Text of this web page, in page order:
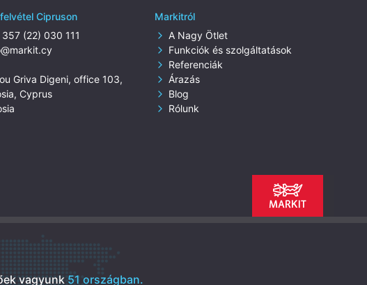
Cipruson
357 (22) 030 111
Griva Digeni, office 103,
Cyprus
Markitról
A Nagy Ötlet
Funkciók és szolgáltatások
Referenciák
Árazás
Blog
Rólunk
vagyunk 51 országban.